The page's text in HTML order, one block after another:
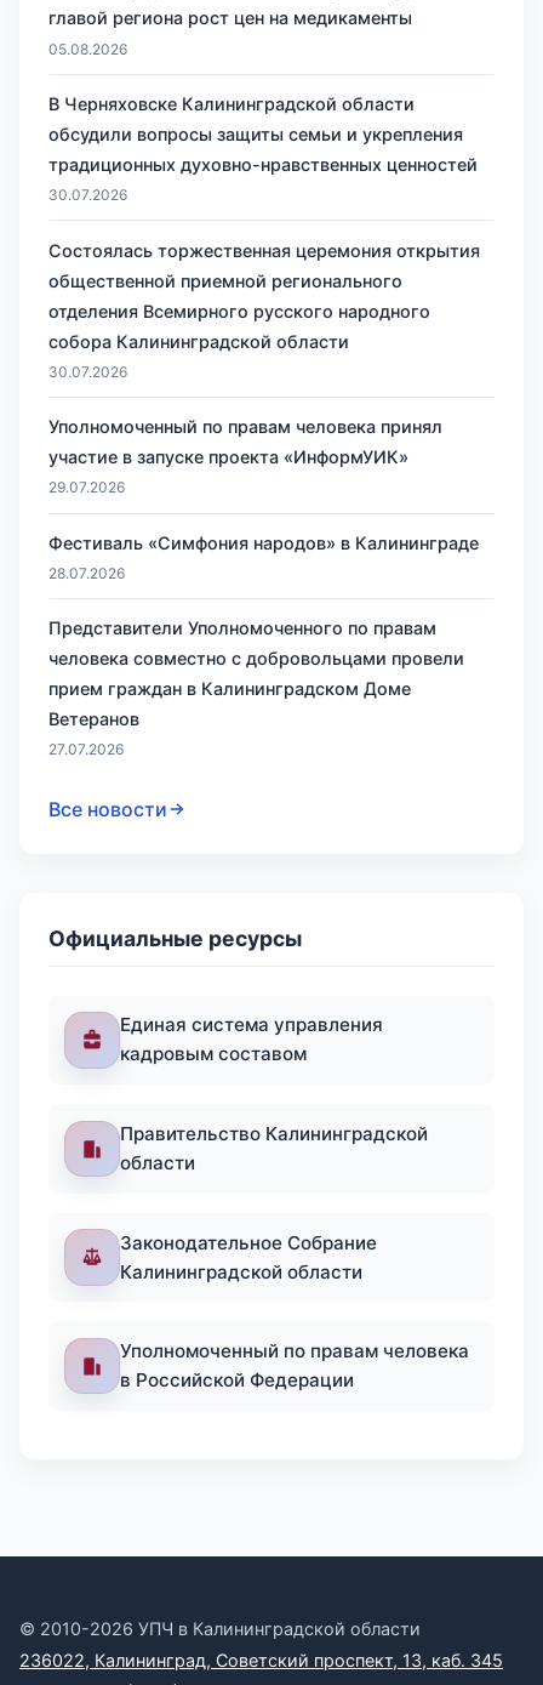
главой региона рост цен на медикаменты
05.08.2026
В Черняховске Калининградской области
обсудили вопросы защиты семьи и укрепления
традиционных духовно-нравственных ценностей
30.07.2026
Состоялась торжественная церемония открытия
общественной приемной регионального
отделения Всемирного русского народного
собора Калининградской области
30.07.2026
Уполномоченный по правам человека принял
участие в запуске проекта «ИнформУИК»
29.07.2026
Фестиваль «Симфония народов» в Калининграде
28.07.2026
Представители Уполномоченного по правам
человека совместно с добровольцами провели
прием граждан в Калининградском Доме
Ветеранов
27.07.2026
Все новости
Официальные ресурсы
Единая система управления
кадровым составом
Правительство Калининградской
области
Законодательное Собрание
Калининградской области
Уполномоченный по правам человека
в Российской Федерации
© 2010-2026 УПЧ в Калининградской области
236022, Калининград, Советский проспект, 13, каб. 345